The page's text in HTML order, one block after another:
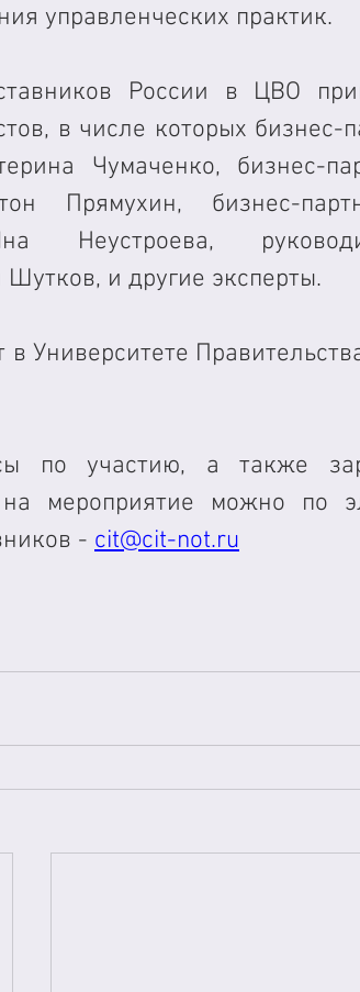
управленческих практик.
России в ЦВО
в числе которых бизнес-
Чумаченко, бизнес-
Прямухин, бизнес-
Неустроева,
и другие эксперты.
в Университете
по участию, а также
на мероприятие можно по
- cit@cit-not.ru